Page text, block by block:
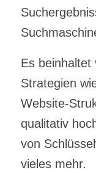
Es beinhaltet
Strategien
Website-
qualitativ
von
vieles mehr.